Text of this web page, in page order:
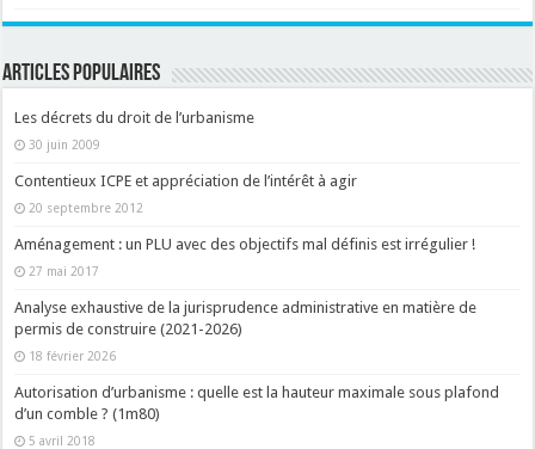
ARTICLES POPULAIRES
Les décrets du droit de l’urbanisme
30 juin 2009
Contentieux ICPE et appréciation de l’intérêt à agir
20 septembre 2012
Aménagement : un PLU avec des objectifs mal définis est irrégulier !
27 mai 2017
Analyse exhaustive de la jurisprudence administrative en matière de
permis de construire (2021-2026)
18 février 2026
Autorisation d’urbanisme : quelle est la hauteur maximale sous plafond
d’un comble ? (1m80)
5 avril 2018